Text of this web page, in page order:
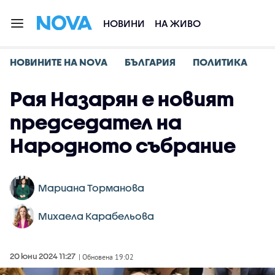
НОВИНИ НА ЖИВО
НОВИНИТЕ НА NOVA БЪЛГАРИЯ ПОЛИТИКА
Рая Назарян е новият
председател на
Народното събрание
Мариана Торманова
Михаела Карабельова
20 юни 2024 11:27 | Обновена 19:02